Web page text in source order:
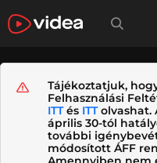
Tájékoztatjuk,
Felhasználási
ITTés ITTolvashat.
április 30-tól
további
módosított ÁFF